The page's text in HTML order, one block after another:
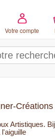
Votre compte
Créations
Artistiques.